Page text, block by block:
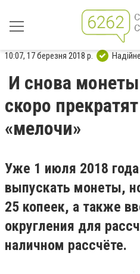
10:07, 17 березня 2018 р.
И снова
скоро
«мелочи»
Уже 1 июля 2018 года
выпускать монеты,
25 копеек, а также
округления для
наличном рассчёте.